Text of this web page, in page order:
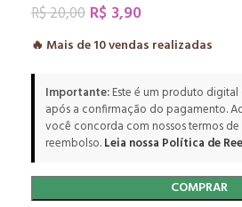
R$20,00 R$ 3,90
🔥 Mais de10vendas realizadas
Importante:Este é um produto
após a confirmação do pagamento.
você concorda com nossos termos
reembolso.Leia nossa Política de
COMPRAR